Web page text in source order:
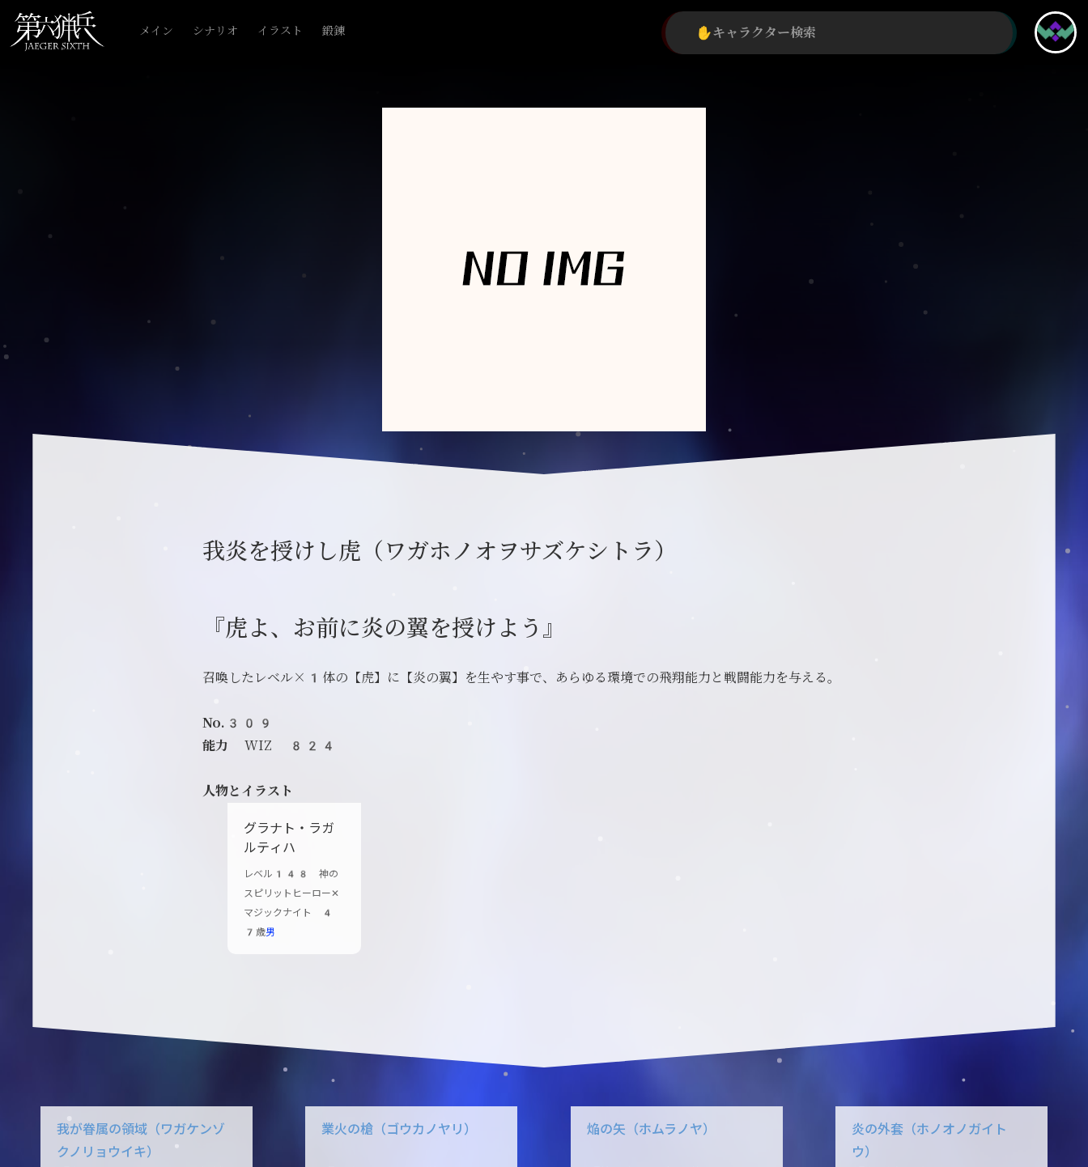
メイン シナリオ イラスト 鍛錬
我炎を授けし虎（ワガホノオヲサズケシトラ）
『虎よ、お前に炎の翼を授けよう』
召喚したレベル×1体の【虎】に【炎の翼】を生やす事で、あらゆる環境での飛翔能力と戦闘能力を与える。
No.309
能力WIZ 824
人物とイラスト
グラナト・ラガ
ルティハ
レベル148 神の
スピリットヒーロー✕
マジックナイト 4
7歳男
我が眷属の領域（ワガケンゾ
クノリョウイキ）
業火の槍（ゴウカノヤリ） 焔の矢（ホムラノヤ）
炎の外套（ホノオノガイト
ウ）